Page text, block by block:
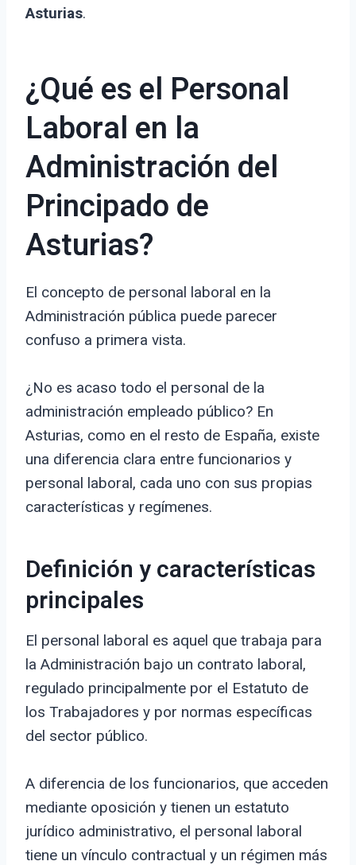
Asturias.
¿Qué es el Personal
Laboral en la
Administración del
Principado de
Asturias?
El concepto de personal laboral en la
Administración pública puede parecer
confuso a primera vista.
¿No es acaso todo el personal de la
administración empleado público? En
Asturias, como en el resto de España, existe
una diferencia clara entre funcionarios y
personal laboral, cada uno con sus propias
características y regímenes.
Definición y características
principales
El personal laboral es aquel que trabaja para
la Administración bajo un contrato laboral,
regulado principalmente por el Estatuto de
los Trabajadores y por normas específicas
del sector público.
A diferencia de los funcionarios, que acceden
mediante oposición y tienen un estatuto
jurídico administrativo, el personal laboral
tiene un vínculo contractual y un régimen más